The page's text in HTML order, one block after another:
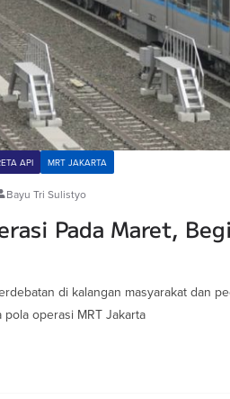
API MRT JAKARTA
Bayu Tri Sulistyo
Pada Maret,
di kalangan masyarakat dan
operasi MRT Jakarta